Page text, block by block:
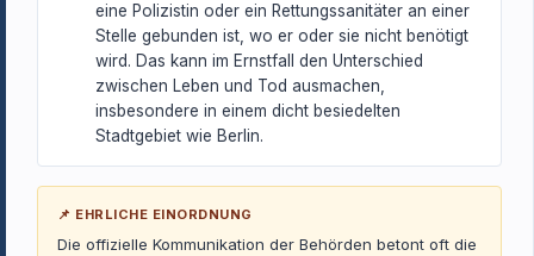
eine Polizistin oder ein Rettungssanitäter an einer
Stelle gebunden ist, wo er oder sie nicht benötigt
wird. Das kann im Ernstfall den Unterschied
zwischen Leben und Tod ausmachen,
insbesondere in einem dicht besiedelten
Stadtgebiet wie Berlin.
📌 EHRLICHE EINORDNUNG
Die offizielle Kommunikation der Behörden betont oft die